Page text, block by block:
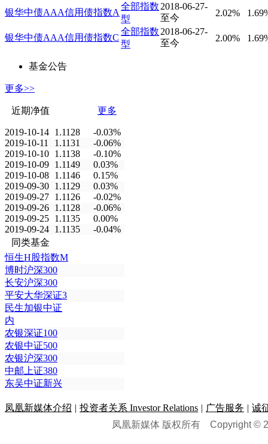
银华中债AAA信用债指数A
全部指数
型
2018-06-27-
至今
2.02%
银华中债AAA信用债指数C
全部指数
型
2018-06-27-
至今
2.00%
基金公告
更多>>
近期净值 更多
2019-10-14 1.1128
-0.03%
2019-10-11
1.1131
-0.06%
2019-10-10 1.1138
-0.10%
2019-10-09 1.1149
0.03%
2019-10-08 1.1146
0.15%
2019-09-30 1.1129
0.03%
2019-09-27 1.1126
-0.02%
2019-09-26 1.1128
-0.06%
2019-09-25 1.1135
0.00%
2019-09-24 1.1135
-0.04%
同类基金
恒生H股指数M
博时沪深300
长安沪深300
平安大华深证3
民生加银中证
内
农银深证100
农银中证500
农银沪深300
中邮上证380
东吴中证新兴
凤凰新媒体介绍 | 投资者关系 Investor Relations | 广告服务 | 诚
凤凰新媒体 版权所有 Copyright ©